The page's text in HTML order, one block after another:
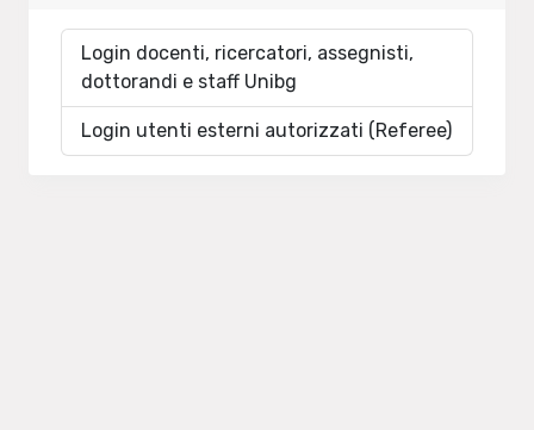
Login docenti, ricercatori, assegnisti,
dottorandi e staff Unibg
Login utenti esterni autorizzati (Referee)